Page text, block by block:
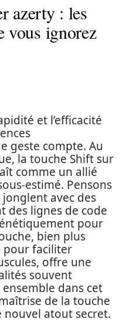
azerty : les
vous ignorez
et l’efficacité
geste compte. Au
la touche Shift sur
comme un allié
estimé. Pensons
avec des
des lignes de code
pour
bien plus
pour faciliter
offre une
souvent
dans cet
de la touche
atout secret.